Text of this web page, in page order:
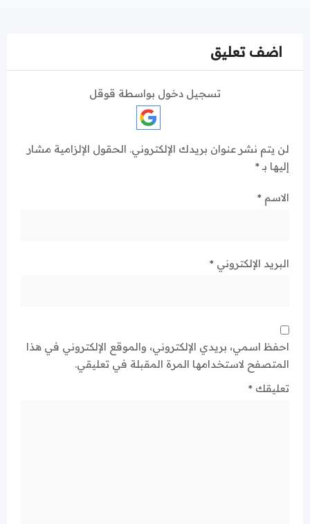
اضف تعليق
تسجيل دخول بواسطة قوقل
لن يتم نشر عنوان بريدك الإلكتروني. الحقول الإلزامية مشار
إليها بـ*
الاسم *
البريد الإلكتروني *
احفظ اسمي، بريدي الإلكتروني، والموقع الإلكتروني في هذا
المتصفح لاستخدامها المرة المقبلة في تعليقي.
تعليقك *